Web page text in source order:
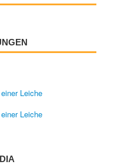
Leiche
Leiche